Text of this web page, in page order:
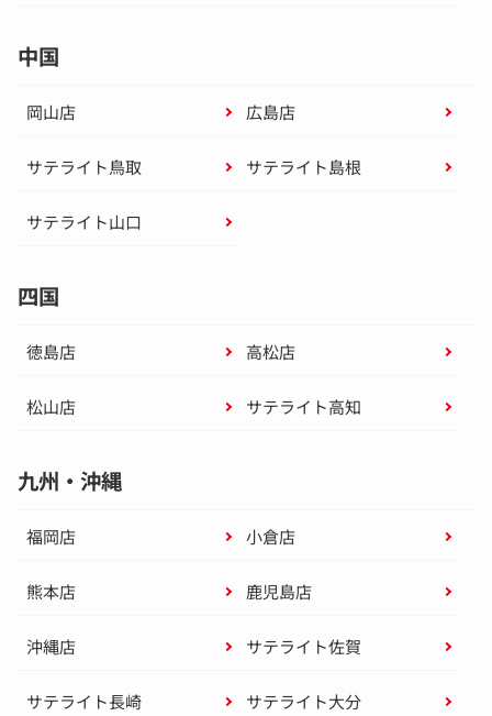
中国
岡山店 広島店
サテライト鳥取 サテライト島根
サテライト山口
四国
徳島店 高松店
松山店 サテライト高知
九州・沖縄
福岡店 小倉店
熊本店 鹿児島店
沖縄店 サテライト佐賀
サテライト長崎 サテライト大分